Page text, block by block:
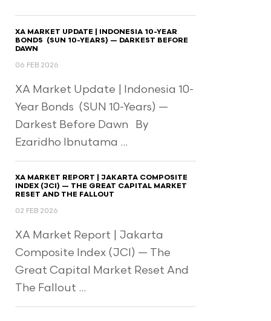
XA MARKET UPDATE | INDONESIA 10-YEAR
BONDS (SUN 10-YEARS) — DARKEST BEFORE
DAWN
06 FEB 2026
XA Market Update | Indonesia 10-
Year Bonds (SUN 10-Years) —
Darkest Before Dawn By
Ezaridho Ibnutama ...
XA MARKET REPORT | JAKARTA COMPOSITE
INDEX (JCI) — THE GREAT CAPITAL MARKET
RESET AND THE FALLOUT
02 FEB 2026
XA Market Report | Jakarta
Composite Index (JCI) — The
Great Capital Market Reset And
The Fallout ...